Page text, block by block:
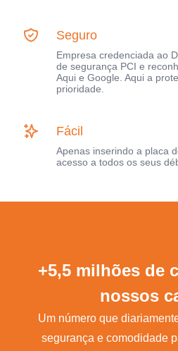
Seguro
Empresa credenciada ao
de segurança PCI e
Aqui e Google. Aqui a
prioridade.
Fácil
Apenas inserindo a placa
acesso a todos os seus
+5,5 milhões de
nossos
Um número que
segurança e comodidade